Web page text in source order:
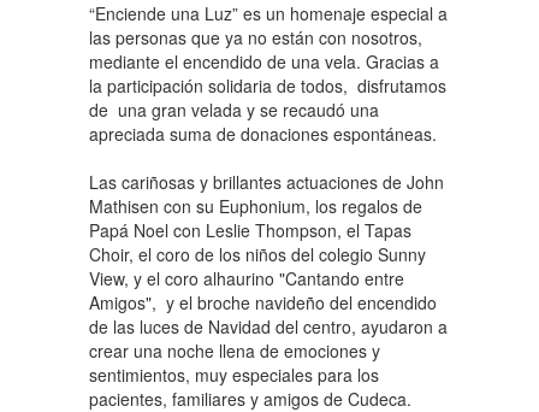
“Enciende una Luz” es un homenaje especial a
las personas que ya no están con nosotros,
mediante el encendido de una vela. Gracias a
la participación solidaria de todos, disfrutamos
de una gran velada y se recaudó una
apreciada suma de donaciones espontáneas.
Las cariñosas y brillantes actuaciones de John
Mathisen con su Euphonium, los regalos de
Papá Noel con Leslie Thompson, el Tapas
Choir, el coro de los niños del colegio Sunny
View, y el coro alhaurino "Cantando entre
Amigos", y el broche navideño del encendido
de las luces de Navidad del centro, ayudaron a
crear una noche llena de emociones y
sentimientos, muy especiales para los
pacientes, familiares y amigos de Cudeca.